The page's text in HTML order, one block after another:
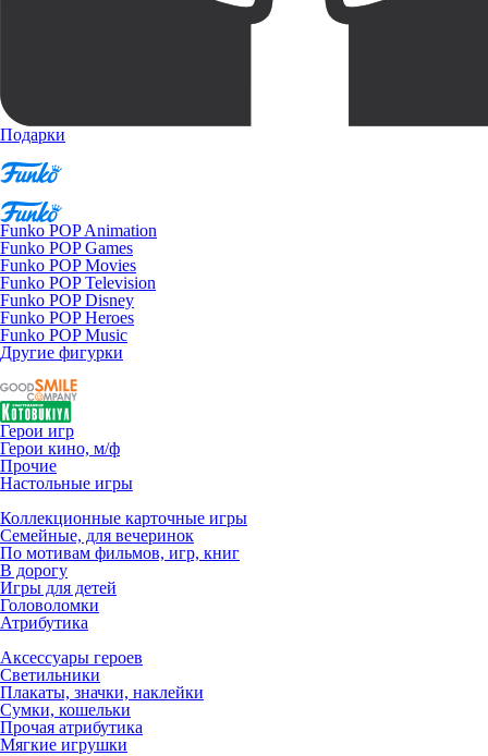
Подарки
Funko POP Animation
Funko POP Games
Funko POP Movies
Funko POP Television
Funko POP Disney
Funko POP Heroes
Funko POP Music
Другие фигурки
Герои игр
Герои кино, м/ф
Прочие
Настольные игры
Коллекционные карточные игры
Семейные, для вечеринок
По мотивам фильмов, игр, книг
В дорогу
Игры для детей
Головоломки
Атрибутика
Аксессуары героев
Светильники
Плакаты, значки, наклейки
Сумки, кошельки
Прочая атрибутика
Мягкие игрушки